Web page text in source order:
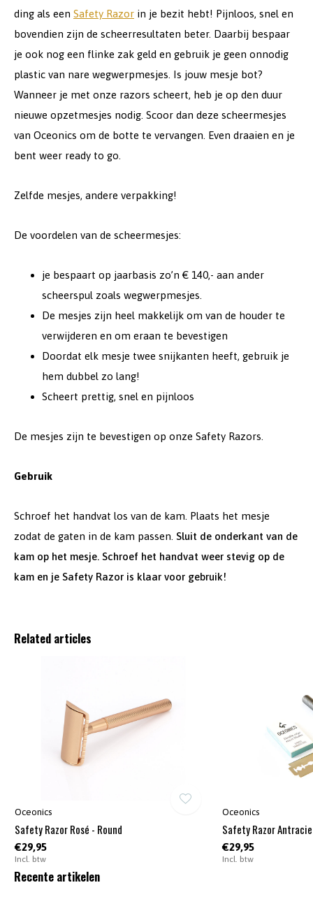
ding als een Safety Razor in je bezit hebt! Pijnloos, snel en
bovendien zijn de scheerresultaten beter. Daarbij bespaar
je ook nog een flinke zak geld en gebruik je geen onnodig
plastic van nare wegwerpmesjes. Is jouw mesje bot?
Wanneer je met onze razors scheert, heb je op den duur
nieuwe opzetmesjes nodig. Scoor dan deze scheermesjes
van Oceonics om de botte te vervangen. Even draaien en je
bent weer ready to go.
Zelfde mesjes, andere verpakking!
De voordelen van de scheermesjes:
je bespaart op jaarbasis zo’n € 140,- aan ander
scheerspul zoals wegwerpmesjes.
De mesjes zijn heel makkelijk om van de houder te
verwijderen en om eraan te bevestigen
Doordat elk mesje twee snijkanten heeft, gebruik je
hem dubbel zo lang!
Scheert prettig, snel en pijnloos
De mesjes zijn te bevestigen op onze Safety Razors.
Gebruik
Schroef het handvat los van de kam. Plaats het mesje
zodat de gaten in de kam passen. Sluit de onderkant van de
kam op het mesje. Schroef het handvat weer stevig op de
kam en je Safety Razor is klaar voor gebruik!
Related articles
Oceonics
Safety Razor Rosé - Round
€29,95
Incl. btw
Oceonics
Safety Razor
€29,95
Incl. btw
Recente artikelen